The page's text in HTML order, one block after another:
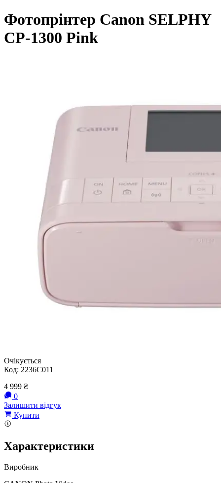
Фотопрінтер Canon SELPHY
CP-1300 Pink
Очікується
Код: 2236C011
4 999 ₴
0
Залишити відгук
Купити
Характеристики
Виробник